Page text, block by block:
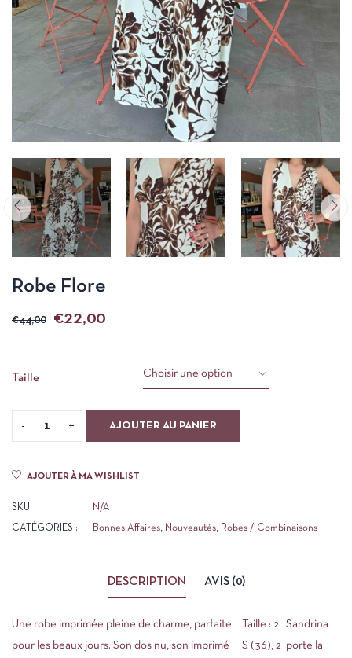
Robe Flore
€44,00 €22,00
Taille
AJOUTER AU PANIER
AJOUTER À MA WISHLIST
SKU: N/A
CATÉGORIES : Bonnes Affaires, Nouveautés, Robes / Combinaisons
DESCRIPTION AVIS (0)
Une robe imprimée pleine de charme, parfaite
pour les beaux jours. Son dos nu, son imprimé
Taille : 2
S (36), 2
Sandrina
porte la